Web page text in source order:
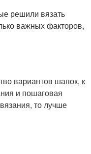
решили вязать
важных факторов,
вариантов шапок, к
и пошаговая
то лучше